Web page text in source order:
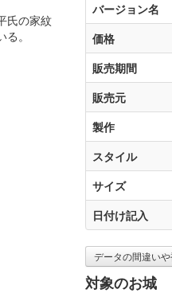
氏の家紋
。
バージョン名
価格
販売期間
販売元
製作
スタイル
サイズ
日付け記入
データの間違い
対象のお城